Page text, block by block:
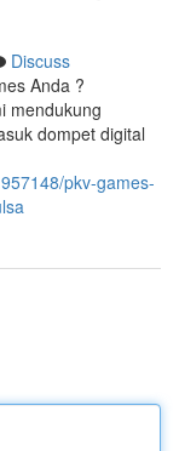
Discuss
Anda ?
mendukung
dompet digital
pkv-games-